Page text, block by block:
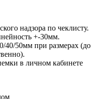
надзора по чеклисту.
+-30мм.
40/50мм при размерах (до
в личном кабинете